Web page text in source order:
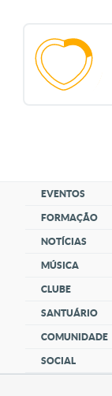
EVENTOS
FORMAÇÃO
NOTÍCIAS
MÚSICA
CLUBE
SANTUÁRIO
COMUNIDADE
SOCIAL